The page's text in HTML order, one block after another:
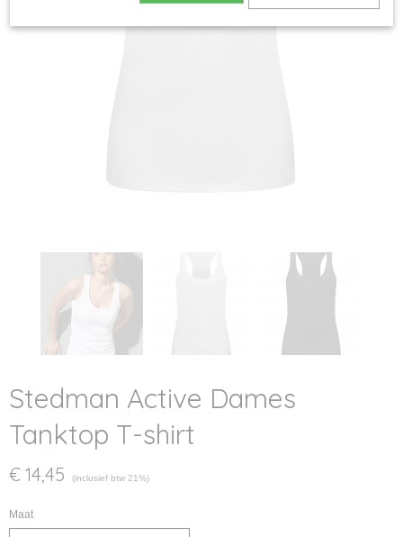
Stedman Active Dames
Tanktop T-shirt
€ 14,45 (inclusief btw 21%)
Maat